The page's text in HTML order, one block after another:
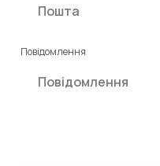
Повідомлення